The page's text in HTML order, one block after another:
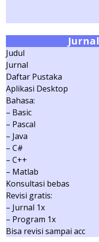
Jurnal
Judul
Jurnal
Daftar Pustaka
Aplikasi Desktop
Bahasa:
– Basic
– Pascal
– Java
– C#
– C++
– Matlab
Konsultasi bebas
Revisi gratis:
– Jurnal 1x
– Program 1x
Bisa revisi sampai acc